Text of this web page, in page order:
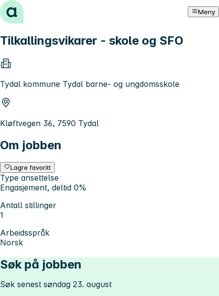
Hopp til innhold Meny
Tilkallingsvikarer - skole og SFO
Tydal kommune Tydal barne- og ungdomsskole
Kløftvegen 36, 7590 Tydal
Om jobben
Lagre favoritt
Type ansettelse
Engasjement, deltid 0%
Antall stillinger
1
Arbeidsspråk
Norsk
Søk på jobben
Søk senest søndag 23. august